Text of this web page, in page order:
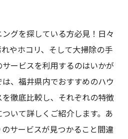
グを探している方必見！日々
やホコリ、そして大掃除の手
ービスを利用するのはいかが
、福井県内でおすすめのハウ
徹底比較し、それぞれの特徴
いて詳しくご紹介します。あ
サービスが見つかること間違